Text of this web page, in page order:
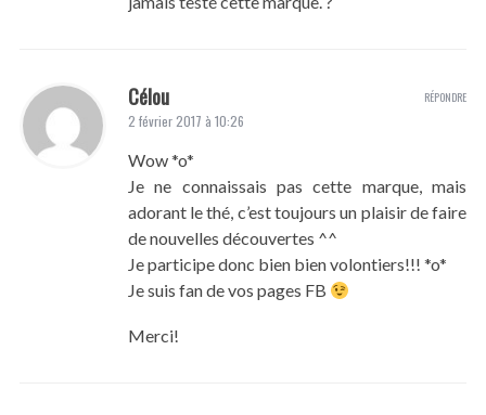
Célou
2 février 2017 à 10:26
Wow *o*
Je ne connaissais pas cette marque, mais
adorant le thé, c’est toujours un plaisir de faire
de nouvelles découvertes ^^
Je participe donc bien bien volontiers!!! *o*
Je suis fan de vos pages FB
Merci!
RÉPONDRE